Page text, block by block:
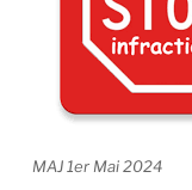
MAJ 1er Mai 2024